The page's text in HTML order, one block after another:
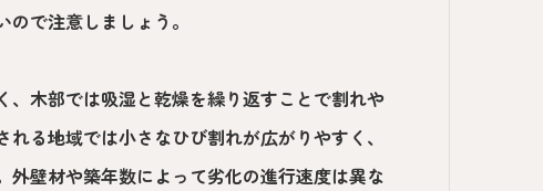
で注意しましょう。
木部では吸湿と乾燥を繰り返すことで割れや
る地域では小さなひび割れが広がりやすく、
壁材や築年数によって劣化の進行速度は異な